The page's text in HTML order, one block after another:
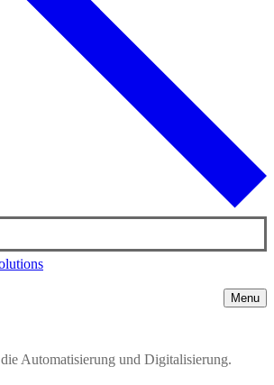
Menu
Automatisierung und Digitalisierung.